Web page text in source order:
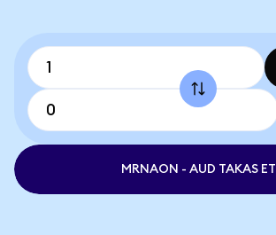
MRNAON - AUD TAKAS ET